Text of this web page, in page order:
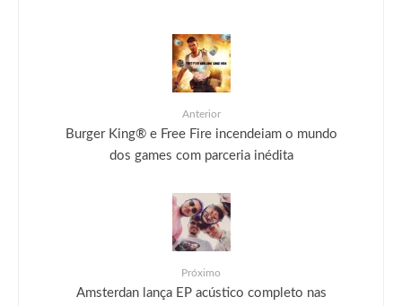
Anterior
Burger King® e Free Fire incendeiam o mundo
dos games com parceria inédita
Próximo
Amsterdan lança EP acústico completo nas